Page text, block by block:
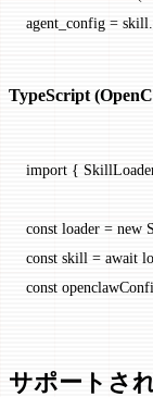
agent_config =
TypeScript
import {
const loader = new
const skill = await
const
サポートさ